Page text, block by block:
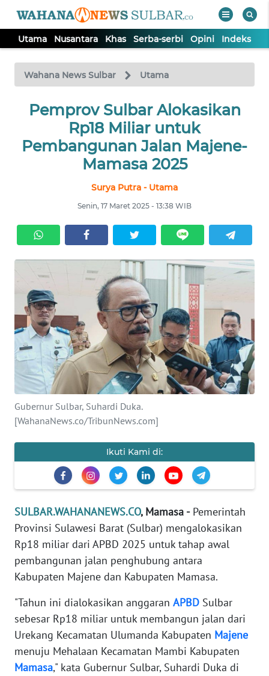
Utama Nusantara Khas Serba-serbi Opini Indeks
Wahana News Sulbar Utama
Pemprov Sulbar Alokasikan
Rp18 Miliar untuk
Pembangunan Jalan Majene-
Mamasa 2025
Surya Putra - Utama
Senin, 17 Maret 2025 - 13:38 WIB
Gubernur Sulbar, Suhardi Duka.
[WahanaNews.co/TribunNews.com]
Ikuti Kami di:
SULBAR.WAHANANEWS.CO, Mamasa -Pemerintah
Provinsi Sulawesi Barat (Sulbar) mengalokasikan
Rp18 miliar dari APBD 2025 untuk tahap awal
pembangunan jalan penghubung antara
Kabupaten Majene dan Kabupaten Mamasa.
"Tahun ini dialokasikan anggaran APBD Sulbar
sebesar Rp18 miliar untuk membangun jalan dari
Urekang Kecamatan Ulumanda Kabupaten Majene
menuju Mehalaan Kecamatan Mambi Kabupaten
Mamasa," kata Gubernur Sulbar, Suhardi Duka di
TV
Tutup
UTAMA
NUSANTARA
SERBI
Informasi
INDEKS
BERITA
KONTAK
KAMI
INFO
IKLAN
KAMI
PEDOMAN
MEDIA
SIBER
REDAKSI
KARIR
DISCLAIMER
News
Regional